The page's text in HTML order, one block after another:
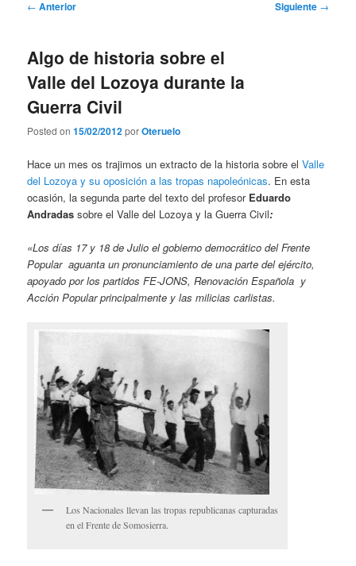
Navegación
← Anterior Siguiente →
Algo de historia sobre el
Valle del Lozoya durante la
Guerra Civil
Posted on15/02/2012porOteruelo
Hace un mes os trajimos un extracto de la historia sobre elValle
del Lozoya y su oposición a las tropas napoleónicas. En esta
ocasión, la segunda parte del texto del profesor Eduardo
Andradas sobre el Valle del Lozoya y la Guerra Civil:
«Los días 17 y 18 de Julio el gobierno democrático del Frente
Popular aguanta un pronunciamiento de una parte del ejército,
apoyado por los partidos FE-JONS, Renovación Española y
Acción Popular principalmente y las milicias carlistas.
Los Nacionales llevan las tropas republicanas capturadas
en el Frente de Somosierra.